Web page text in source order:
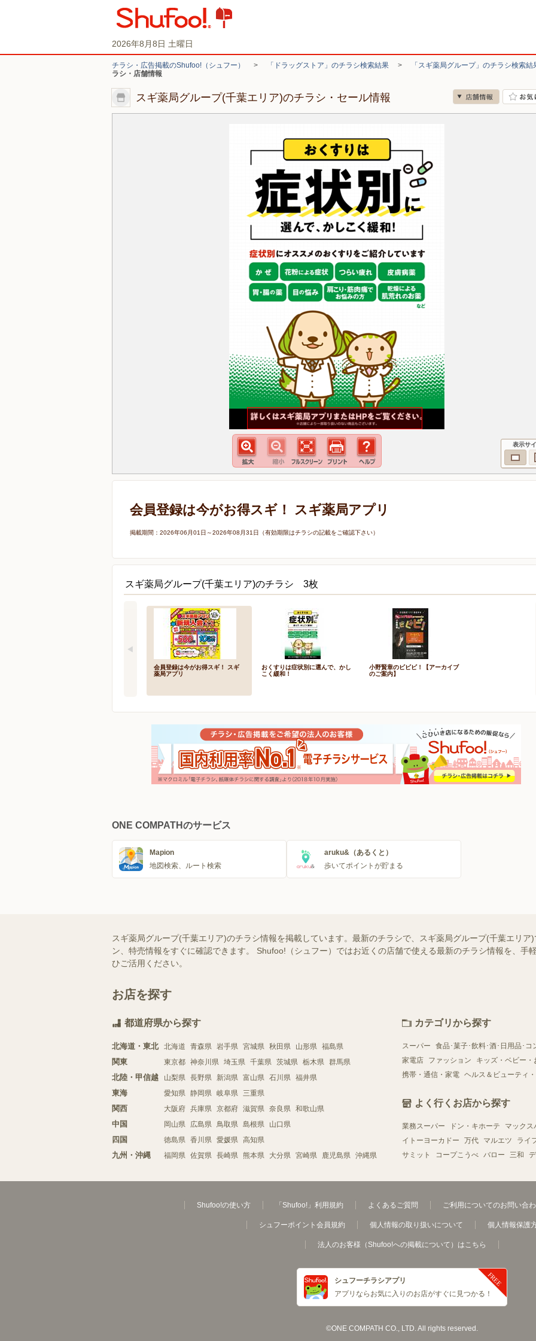
2026年8月8日 土曜日
チラシ・広告掲載のShufoo!（シュフー） > 「ドラッグストア」のチラシ検索結果 >
「スギ薬局グループ」のチラシ検索結
ラシ・店舗情報
スギ薬局グループ(千葉エリア)のチラシ・セール情報
表示サ
会員登録は今がお得スギ！ スギ薬局アプリ
掲載期間：2026年06月01日～2026年08月31日（有効期限はチラシの記載をご確認下さい）
スギ薬局グループ(千葉エリア)のチラシ 3枚
会員登録は今がお得スギ！ スギ
薬局アプリ
おくすりは症状別に選んで、かし
こく緩和！
小野賢章のビビビ！【アーカイブ
のご案内】
ONE COMPATHのサービス
Mapion
地図検索、ルート検索
aruku&（あるくと）
歩いてポイントが貯まる
スギ薬局グループ(千葉エリア)のチラシ情報を掲載しています。最新のチラシで、スギ薬局グループ(千葉エリ
ン、特売情報をすぐに確認できます。 Shufoo!（シュフー）ではお近くの店舗で使える最新のチラシ情報を、手
ひご活用ください。
お店を探す
都道府県から探す
北海道・東北 北海道 青森県 岩手県 宮城県 秋田県 山形県 福島県
関東 東京都 神奈川県 埼玉県 千葉県 茨城県 栃木県 群馬県
北陸・甲信越 山梨県 長野県 新潟県 富山県 石川県 福井県
東海 愛知県 静岡県 岐阜県 三重県
関西 大阪府 兵庫県 京都府 滋賀県 奈良県 和歌山県
中国 岡山県 広島県 鳥取県 島根県 山口県
四国 徳島県 香川県 愛媛県 高知県
九州・沖縄 福岡県 佐賀県 長崎県 熊本県 大分県 宮崎県 鹿児島県 沖縄県
カテゴリから探す
スーパー
食品･菓子･飲料･酒･日用品･コ
家電店
ファッション
キッズ・ベビー・
携帯・通信・家電 ヘルス＆ビューティ
よく行くお店から探す
業務スーパー ドン・キホーテ
マックス
イトーヨーカドー
万代 マルエツ
ライ
サミット
コープこうべ バロー 三和
Shufoo!の使い方 「Shufoo!」利用規約 よくあるご質問 ご利用についてのお問い合
シュフーポイント会員規約 個人情報の取り扱いについて 個人情報保護
法人のお客様（Shufoo!への掲載について）はこちら
シュフーチラシアプリ
アプリならお気に入りのお店がすぐに見つかる！
©ONE COMPATH CO., LTD. All rights reserved.